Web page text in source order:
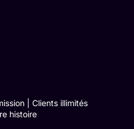
| Clients illimités
histoire